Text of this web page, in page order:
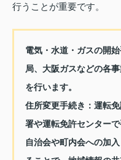
行うことが重要です。
電気・水道・ガスの開始
局、大阪ガスなどの各
を行います。
住所変更手続き： 運転
署や運転免許センターで
自治会や町内会への加入